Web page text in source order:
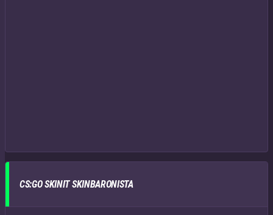
CS:GO SKINIT SKINBARONISTA